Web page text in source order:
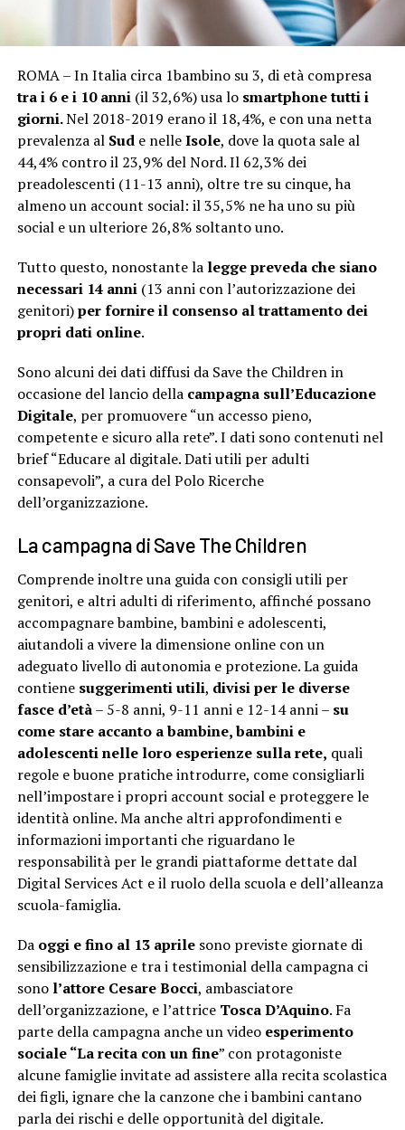
ROMA – In Italia circa 1bambino su 3, di età compresa
tra i 6 e i 10 anni(il 32,6%) usa lo smartphone tutti i
giorni.Nel 2018-2019 erano il 18,4%, e con una netta
prevalenza al Sude nelleIsole, dove la quota sale al
44,4% contro il 23,9% del Nord. Il 62,3% dei
preadolescenti (11-13 anni), oltre tre su cinque, ha
almeno un account social: il 35,5% ne ha uno su più
social e un ulteriore 26,8% soltanto uno.
Tutto questo, nonostante la legge preveda che siano
necessari 14 anni(13 anni con l’autorizzazione dei
genitori)per fornire il consenso al trattamento dei
propri dati online.
Sono alcuni dei dati diffusi da Save the Children in
occasione del lancio della campagna sull’Educazione
Digitale, per promuovere “un accesso pieno,
competente e sicuro alla rete”. I dati sono contenuti nel
brief “Educare al digitale. Dati utili per adulti
consapevoli”, a cura del Polo Ricerche
dell’organizzazione.
La campagna di Save The Children
Comprende inoltre una guida con consigli utili per
genitori, e altri adulti di riferimento, affinché possano
accompagnare bambine, bambini e adolescenti,
aiutandoli a vivere la dimensione online con un
adeguato livello di autonomia e protezione. La guida
contiene suggerimenti utili, divisi per le diverse
fasce d’età– 5-8 anni, 9-11 anni e 12-14 anni – su
come stare accanto a bambine, bambini e
adolescenti nelle loro esperienze sulla rete, quali
regole e buone pratiche introdurre, come consigliarli
nell’impostare i propri account social e proteggere le
identità online. Ma anche altri approfondimenti e
informazioni importanti che riguardano le
responsabilità per le grandi piattaforme dettate dal
Digital Services Act e il ruolo della scuola e dell’alleanza
scuola-famiglia.
Da oggi e fino al 13 aprilesono previste giornate di
sensibilizzazione e tra i testimonial della campagna ci
sono l’attore Cesare Bocci, ambasciatore
dell’organizzazione, e l’attrice Tosca D’Aquino. Fa
parte della campagna anche un video esperimento
sociale “La recita con un fine” con protagoniste
alcune famiglie invitate ad assistere alla recita scolastica
dei figli, ignare che la canzone che i bambini cantano
parla dei rischi e delle opportunità del digitale.